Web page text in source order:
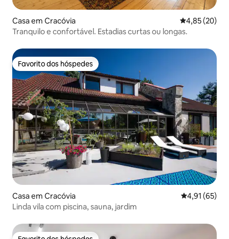
Casa em Cracóvia Classificação
4,85 (20)
Tranquilo e confortável. Estadias curtas ou longas.
Favorito dos hóspedes
Favorito dos hóspedes
Casa em Cracóvia Classificação
4,91 (65)
Linda vila com piscina, sauna, jardim